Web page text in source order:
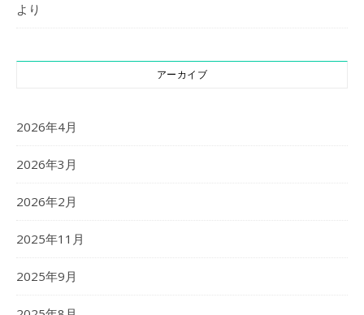
より
アーカイブ
2026年4月
2026年3月
2026年2月
2025年11月
2025年9月